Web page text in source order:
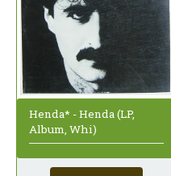
Henda* - Henda (LP,
Album, Whi)